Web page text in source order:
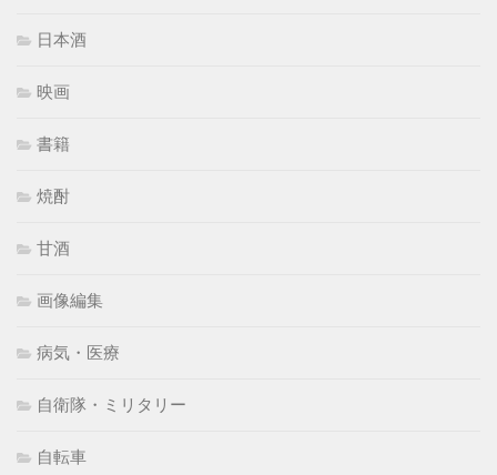
日本酒
映画
書籍
焼酎
甘酒
画像編集
病気・医療
自衛隊・ミリタリー
自転車